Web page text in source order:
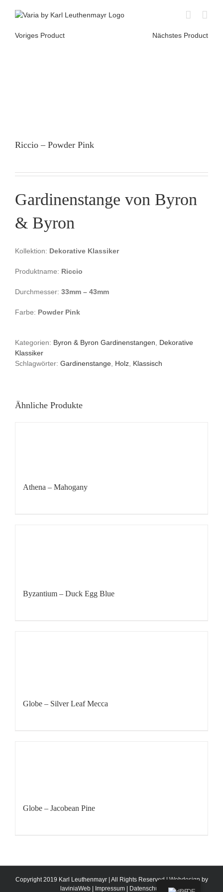
Voriges Product
Nächstes Product
Riccio – Powder Pink
Gardinenstange von Byron
& Byron
Kollektion: Dekorative Klassiker
Produktname: Riccio
Durchmesser: 33mm – 43mm
Farbe: Powder Pink
Kategorien: Byron & Byron Gardinenstangen
Dekorative
Klassiker
Schlagwörter: Gardinenstange Holz Klassisch
Ähnliche Produkte
Athena – Mahogany
Byzantium – Duck Egg Blue
Globe – Silver Leaf Mecca
Globe – Jacobean Pine
Copyright 2019 Karl Leuthenmayr | All Rights Reserved | Webdesign by
laviniaWeb| Impressum| Datenschutz